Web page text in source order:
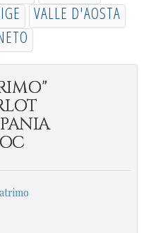
VALLE D'AOSTA